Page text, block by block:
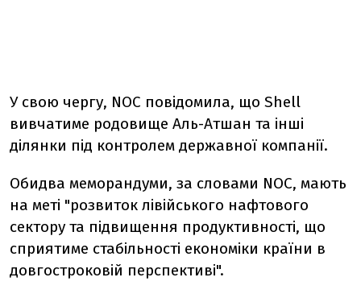
У свою чергу, NOC повідомила, що Shell
вивчатиме родовище Аль-Атшан та інші
ділянки під контролем державної компанії.
Обидва меморандуми, за словами NOC, мають
на меті "розвиток лівійського нафтового
сектору та підвищення продуктивності, що
сприятиме стабільності економіки країни в
довгостроковій перспективі".